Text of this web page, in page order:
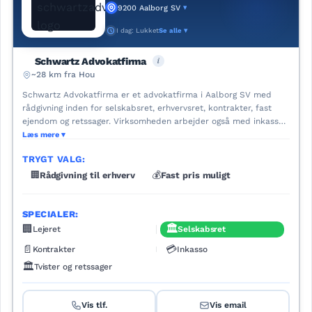
9200 Aalborg SV ▾
I dag: LukketSe alle ▾
Schwartz Advokatfirma i
~28 km fra Hou
Schwartz Advokatfirma er et advokatfirma i Aalborg SV med
rådgivning inden for selskabsret, erhvervsret, kontrakter, fast
ejendom og retssager. Virksomheden arbejder også med inkasso,
sportsret, markedsføringsret samt varemærke og ophavsret.
opstartes, og at der også gives faste priser på retssager. Firmaet
har særlig erfaring med sportsret gennem Lasse Schwartz
Læs mere
TRYGT VALG:
🏢 Rådgivning til erhverv 💰Fast pris muligt
SPECIALER:
🏢 Lejeret 🏛️Selskabsret
📄 Kontrakter 💳Inkasso
🏛️Tvister og retssager
Vis tlf. Vis email